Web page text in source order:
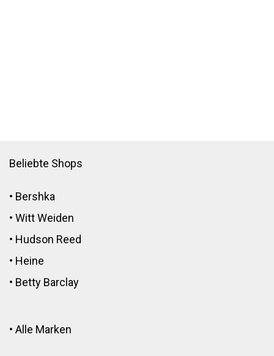
Beliebte Shops
• Bershka
• Witt Weiden
• Hudson Reed
• Heine
• Betty Barclay
• Alle Marken